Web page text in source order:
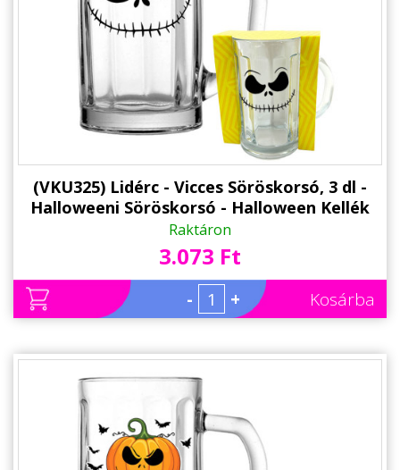
(VKU325) Lidérc - Vicces Söröskorsó, 3 dl -
Halloweeni Söröskorsó - Halloween Kellék
Raktáron
3.073 Ft
- + Kosárba